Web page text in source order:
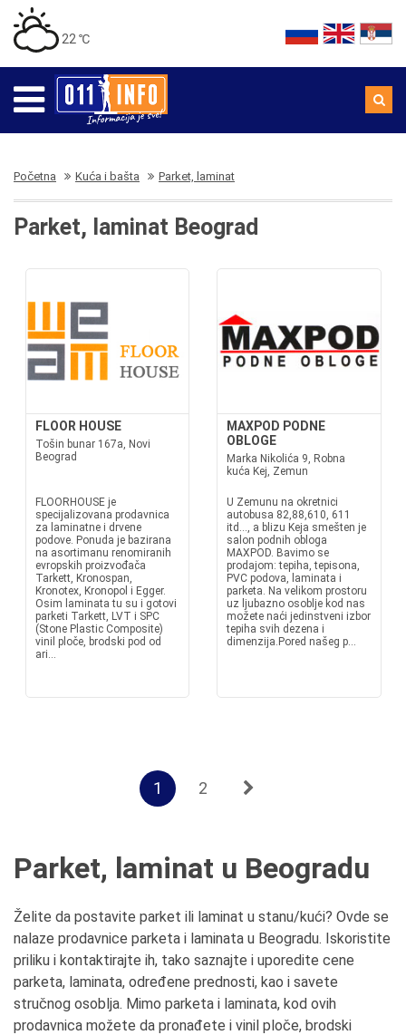
22 ℃
Početna Kuća i bašta Parket, laminat
Parket, laminat Beograd
FLOOR HOUSE
Tošin bunar 167a, Novi
Beograd
FLOORHOUSE je
specijalizovana prodavnica
za laminatne i drvene
podove. Ponuda je bazirana
na asortimanu renomiranih
evropskih proizvođača
Tarkett, Kronospan,
Kronotex, Kronopol i Egger.
Osim laminata tu su i gotovi
parketi Tarkett, LVT i SPC
(Stone Plastic Composite)
vinil ploče, brodski pod od
ari...
MAXPOD PODNE
OBLOGE
Marka Nikolića 9, Robna
kuća Kej, Zemun
U Zemunu na okretnici
autobusa 82,88,610, 611
itd..., a blizu Keja smešten je
salon podnih obloga
MAXPOD. Bavimo se
prodajom: tepiha, tepisona,
PVC podova, laminata i
parketa. Na velikom prostoru
uz ljubazno osoblje kod nas
možete naći jedinstveni izbor
tepiha svih dezena i
dimenzija.Pored našeg p...
1 2
Parket, laminat u Beogradu
Želite da postavite parket ili laminat u stanu/kući? Ovde se
nalaze prodavnice parketa i laminata u Beogradu. Iskoristite
priliku i kontaktirajte ih, tako saznajte i uporedite cene
parketa, laminata, određene prednosti, kao i savete
stručnog osoblja. Mimo parketa i laminata, kod ovih
prodavnica možete da pronađete i vinil ploče, brodski